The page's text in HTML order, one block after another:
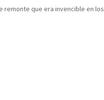
remonte que era invencible en los